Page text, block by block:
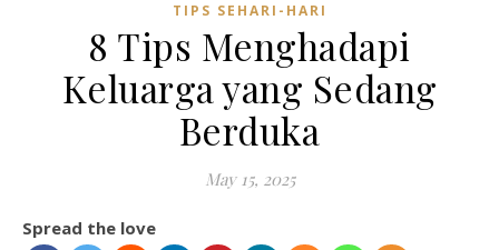
TIPS SEHARI-HARI
8 Tips Menghadapi
Keluarga yang Sedang
Berduka
May 15, 2025
Spread the love